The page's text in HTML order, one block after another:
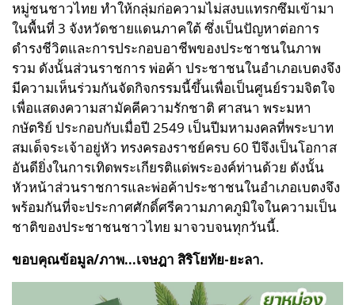
หมู่ชนชาวไทย ทำให้กลุ่มก่อความไม่สงบแทรกซึมเข้ามา
ในพื้นที่ 3 จังหวัดชายแดนภาคใต้ ซึ่งเป็นปัญหาต่อการ
ดำรงชีวิตและการประกอบอาชีพของประชาชนในภาพ
รวม ดังนั้นส่วนราชการ พ่อค้า ประชาชนในอำเภอเบตงจึง
มีความเห็นร่วมกันจัดกิจกรรมนี้ขึ้นเพื่อเป็นศูนย์รวมจิตใจ
เพื่อแสดงความสามัคคีความรักชาติ ศาสนา พระมหา
กษัตริย์ ประกอบกับเมื่อปี 2549 เป็นปีมหามงคลที่พระบาท
สมเด็จระเจ้าอยู่หัว ทรงครองราชย์ครบ 60 ปีจึงเป็นโอกาส
อันดียิ่งในการเทิดพระเกียรติแด่พระองค์ท่านด้วย ดังนั้น
หัวหน้าส่วนราชการและพ่อค้าประชาชนในอำเภอเบตงจึง
พร้อมกันที่จะประกาศศักดิ์ศรีความภาคภูมิใจในความเป็น
ชาติของประชาชนชาวไทย มาจวบจนทุกวันนี้.
ขอบคุณข้อมูล/ภาพ...เจษฎา สิริโยทัย-ยะลา.